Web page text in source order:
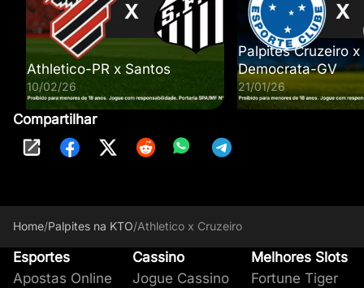
Athletico-PR x Santos
10/02/26
Palpites Cruzeiro x
Democrata-GV
21/01/26
Compartilhar
Home/Palpites na KTO/Athletico x Cruzeiro
Esportes
Apostas Online
Cassino
Jogue Cassino
Melhores Slots
Fortune Tiger